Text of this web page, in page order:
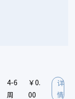
4-6
周
￥0.
00
详
情